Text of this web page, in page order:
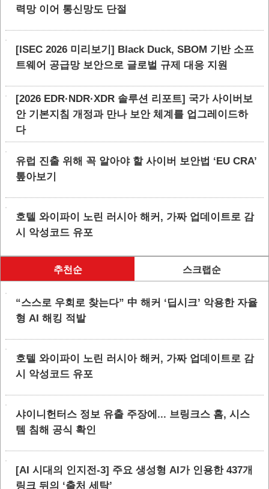
력망 이어 통신망도 단절
[ISEC 2026 미리보기] Black Duck, SBOM 기반 소프
트웨어 공급망 보안으로 글로벌 규제 대응 지원
[2026 EDR·NDR·XDR 솔루션 리포트] 국가 사이버보
안 기본지침 개정과 만나 보안 체계를 업그레이드하
다
유럽 진출 위해 꼭 알아야 할 사이버 보안법 ‘EU CRA’
톺아보기
호텔 와이파이 노린 러시아 해커, 가짜 업데이트로 감
시 악성코드 유포
추천순 스크랩순
“스스로 우회로 찾는다” 中 해커 ‘딥시크’ 악용한 자율
형 AI 해킹 적발
호텔 와이파이 노린 러시아 해커, 가짜 업데이트로 감
시 악성코드 유포
샤이니헌터스 정보 유출 주장에... 브링크스 홈, 시스
템 침해 공식 확인
[AI 시대의 인지전-3] 주요 생성형 AI가 인용한 437개
링크 뒤의 ‘출처 세탁’